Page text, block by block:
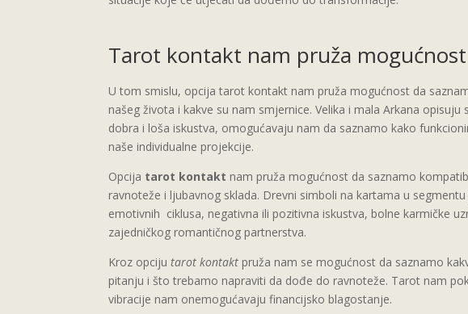
Tarot kontakt nam pruža
U tom smislu, opcija tarot kontakt nam pruža mogućnost da
našeg života i kakve su nam smjernice. Velika i mala Arkana
dobra i loša iskustva, omogućavaju nam da saznamo kako
naše individualne projekcije.
Opcija tarot kontakt nam pruža mogućnost da saznamo
ravnoteže i ljubavnog sklada. Drevni simboli na kartama u
emotivnih ciklusa, negativna ili pozitivna iskustva, bolne karmičke
zajedničkog romantičnog partnerstva.
Kroz opcijutarot kontakt pruža nam se mogućnost da saznamo
pitanju i što trebamo napraviti da dođe do ravnoteže. Tarot nam
vibracije nam onemogućavaju financijsko blagostanje.